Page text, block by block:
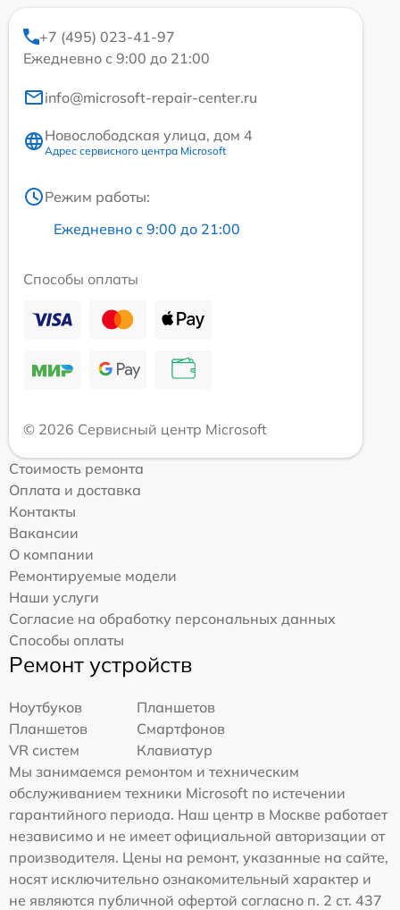
+7 (495) 023-41-97
Ежедневно с 9:00 до 21:00
info@microsoft-repair-center.ru
Новослободская улица, дом 4
Адрес сервисного центра Microsoft
Режим работы:
Ежедневно с 9:00 до 21:00
Способы оплаты
© 2026 Сервисный центр Microsoft
Стоимость ремонта
Оплата и доставка
Контакты
Вакансии
О компании
Ремонтируемые модели
Наши услуги
Согласие на обработку персональных данных
Способы оплаты
Ремонт устройств
Ноутбуков
Планшетов
Планшетов
Смартфонов
VR систем
Клавиатур
Мы занимаемся ремонтом и техническим
обслуживанием техники Microsoft по истечении
гарантийного периода. Наш центр в Москве работает
независимо и не имеет официальной авторизации от
производителя. Цены на ремонт, указанные на сайте,
носят исключительно ознакомительный характер и
не являются публичной офертой согласно п. 2 ст. 437